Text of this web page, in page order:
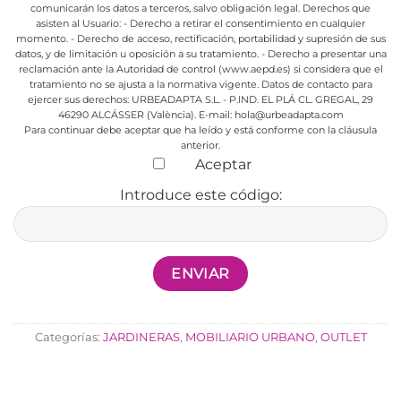
comunicarán los datos a terceros, salvo obligación legal. Derechos que
asisten al Usuario: - Derecho a retirar el consentimiento en cualquier
momento.- Derecho de acceso, rectificación, portabilidad y supresión de sus
datos, y de limitación u oposición a su tratamiento.- Derecho a presentar una
reclamación ante la Autoridad de control (www.aepd.es) si considera que el
tratamiento no se ajusta a la normativa vigente.Datos de contacto para
ejercer sus derechos: URBEADAPTA S.L. - P.IND. EL PLÁ CL. GREGAL, 29
46290 ALCÁSSER (València). E-mail: hola@urbeadapta.com
Para continuar debe aceptar que ha leído y está conforme con la cláusula
anterior.
Aceptar
Introduce este código:
Categorías: JARDINERAS, MOBILIARIO URBANO, OUTLET